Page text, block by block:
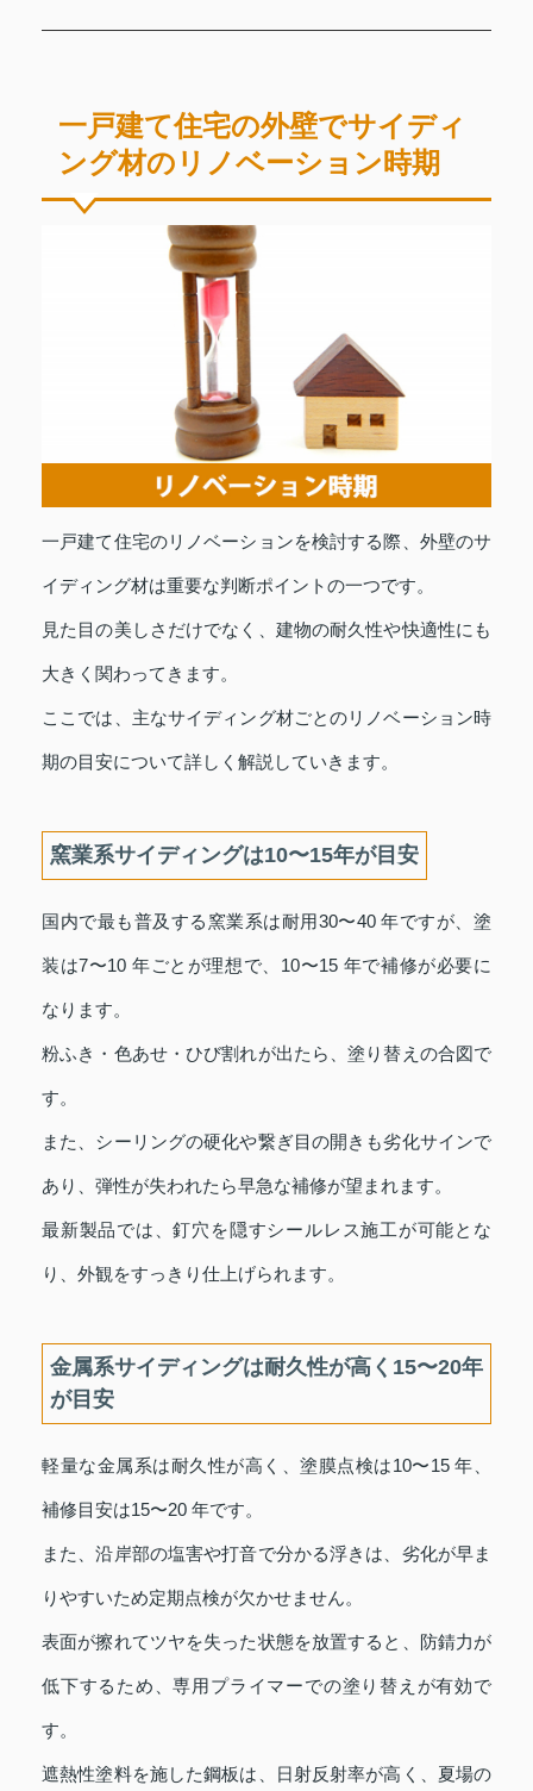
一戸建て住宅の外壁でサイディ
ング材のリノベーション時期
一戸建て住宅のリノベーションを検討する際、外壁のサ
イディング材は重要な判断ポイントの一つです。
見た目の美しさだけでなく、建物の耐久性や快適性にも
大きく関わってきます。
ここでは、主なサイディング材ごとのリノベーション時
期の目安について詳しく解説していきます。
窯業系サイディングは10〜15年が目安
国内で最も普及する窯業系は耐用30〜40 年ですが、塗
装は7〜10 年ごとが理想で、10〜15 年で補修が必要に
なります。
粉ふき・色あせ・ひび割れが出たら、塗り替えの合図で
す。
また、シーリングの硬化や繋ぎ目の開きも劣化サインで
あり、弾性が失われたら早急な補修が望まれます。
最新製品では、釘穴を隠すシールレス施工が可能とな
り、外観をすっきり仕上げられます。
金属系サイディングは耐久性が高く15〜20年
が目安
軽量な金属系は耐久性が高く、塗膜点検は10〜15 年、
補修目安は15〜20 年です。
また、沿岸部の塩害や打音で分かる浮きは、劣化が早ま
りやすいため定期点検が欠かせません。
表面が擦れてツヤを失った状態を放置すると、防錆力が
低下するため、専用プライマーでの塗り替えが有効で
す。
遮熱性塗料を施した鋼板は、日射反射率が高く、夏場の